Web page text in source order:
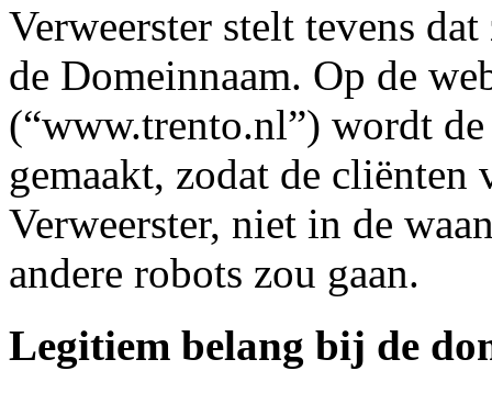
Verweerster stelt tevens
de Domeinnaam. Op de
(“www.trento.nl”) wordt
gemaakt, zodat de cliënten
Verweerster, niet in de
andere robots zou gaan.
Legitiem belang bij de